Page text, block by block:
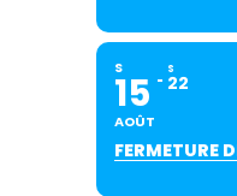
S
15
AOÛT
S
22
FERMETURE